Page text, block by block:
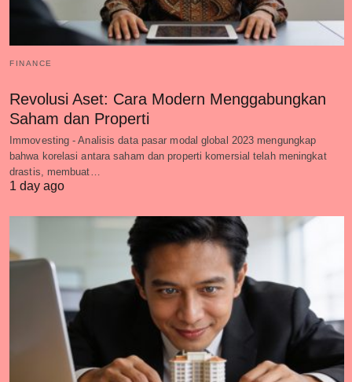
FINANCE
Revolusi Aset: Cara Modern Menggabungkan
Saham dan Properti
Immovesting - Analisis data pasar modal global 2023 mengungkap
bahwa korelasi antara saham dan properti komersial telah meningkat
drastis, membuat…
1 day ago